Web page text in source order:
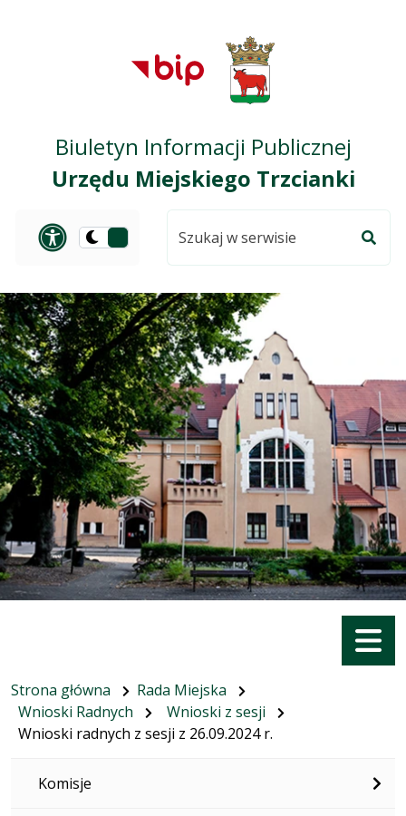
Przejdź do
głównego menu
Przejdź do treści
Przejdź do mapy
serwisu
Biuletyn Informacji Publicznej
Urzędu Miejskiego Trzcianki
Panel dostosowania
Przełącz
ciemną
serwisie
Menu
Strona główna
Rada Miejska
Wnioski Radnych
Wnioski z sesji
Wnioski radnych z sesji z 26.09.2024 r.
Komisje